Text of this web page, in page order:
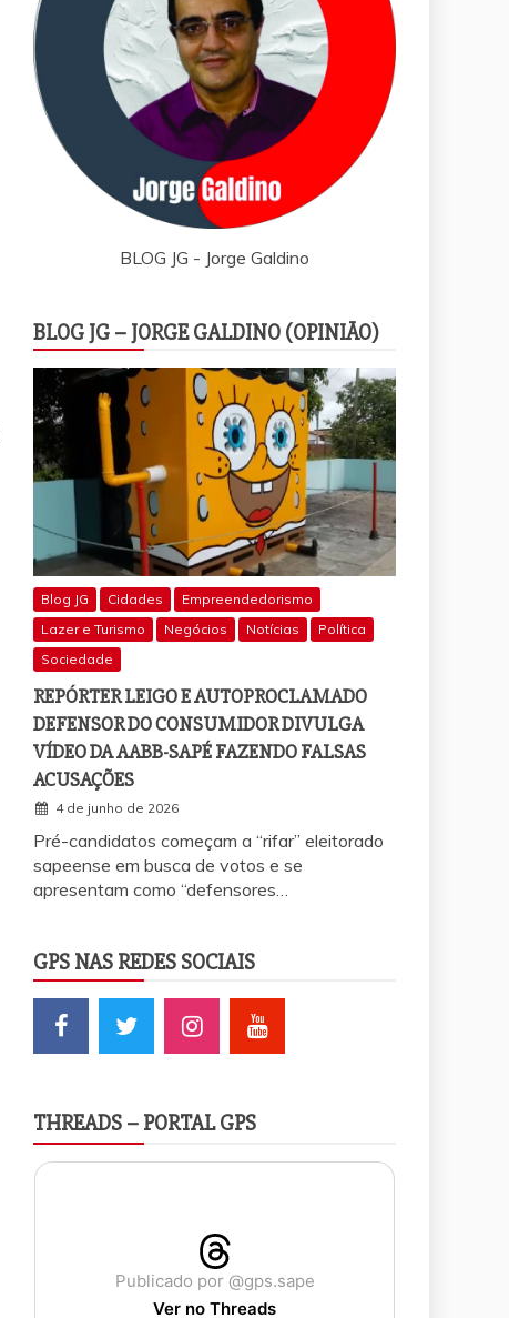
BLOG JG - Jorge Galdino
BLOG JG – JORGE GALDINO (OPINIÃO)
Blog JG Cidades
Empreendedorismo
Lazer e Turismo
Negócios Notícias
Política
Sociedade
REPÓRTER LEIGO E AUTOPROCLAMADO
DEFENSOR DO CONSUMIDOR DIVULGA
VÍDEO DA AABB-SAPÉ FAZENDO FALSAS
ACUSAÇÕES
4 de junho de 2026
Pré-candidatos começam a “rifar” eleitorado
sapeense em busca de votos e se
apresentam como “defensores…
GPS NAS REDES SOCIAIS
THREADS – PORTAL GPS
Publicado por @gps.sape
Ver no Threads